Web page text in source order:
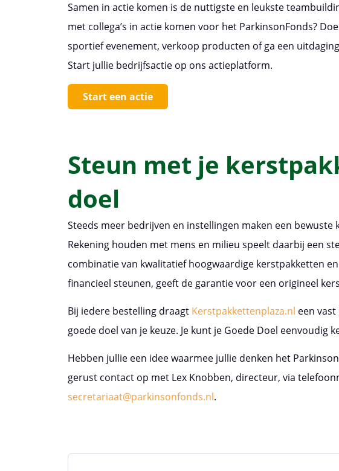
Samen in actie komen is de nuttigste en leukste
met collega’s in actie komen voor het ParkinsonFonds?
sportief evenement, verkoop producten of ga een
Start jullie bedrijfsactie op ons actieplatform.
Start een actie
Steun met je
doel
Steeds meer bedrijven en instellingen maken een bewuste
Rekening houden met mens en milieu speelt daarbij een
combinatie van kwalitatief hoogwaardige kerstpakketten
financieel steunen, geeft de garantie voor een origineel
Bij iedere bestelling draagt Kerstpakkettenplaza.nl een
goede doel van je keuze. Je kunt je Goede Doel eenvoudig
Hebben jullie een idee waarmee jullie denken het
gerust contact op met Lex Knobben, directeur, via
secretariaat@parkinsonfonds.nl.